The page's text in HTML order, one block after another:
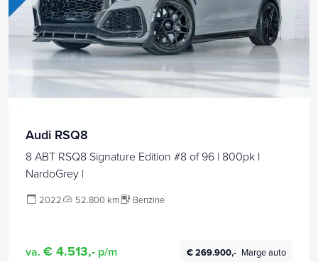
Audi RSQ8
8 ABT RSQ8 Signature Edition #8 of 96 | 800pk l
NardoGrey |
2022 52.800 km Benzine
va. € 4.513,- p/m € 269.900,- Marge auto